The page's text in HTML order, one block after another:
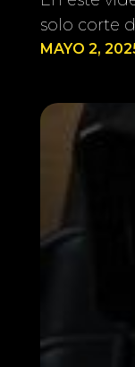
solo corte
MAYO 2,